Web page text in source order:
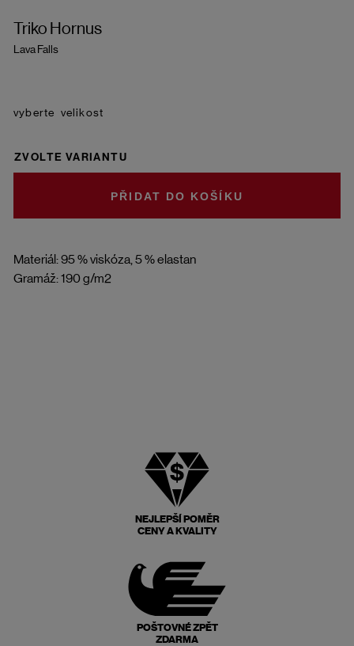
Triko Hornus
Lava Falls
Materiál: 95 % viskóza, 5 % elastan
Gramáž: 190 g/m2
velikost
ZVOLTE VARIANTU
DO KOŠÍKU
NEJLEPŠÍ POMĚR
CENY A KVALITY
POŠTOVNÉ ZPĚT
ZDARMA